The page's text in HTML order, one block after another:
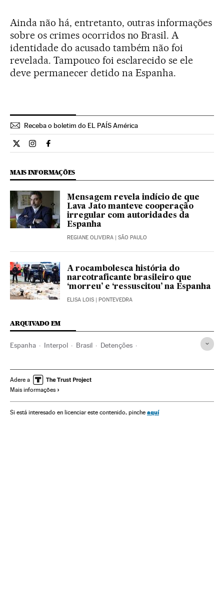
Ainda não há, entretanto, outras informações
sobre os crimes ocorridos no Brasil. A
identidade do acusado também não foi
revelada. Tampouco foi esclarecido se ele
deve permanecer detido na Espanha.
Receba o boletim do EL PAÍS América
Internacional El País Brasil en Twitter
Internacional El País Brasil en Instagram
Internacional El País Brasil en Facebook
MAIS INFORMAÇÕES
Mensagem revela indício de que
Lava Jato manteve cooperação
irregular com autoridades da
Espanha
REGIANE OLIVEIRA | SÃO PAULO
A rocambolesca história do
narcotraficante brasileiro que
‘morreu’ e ‘ressuscitou’ na Espanha
ELISA LOIS | PONTEVEDRA
ARQUIVADO EM
Espanha Interpol Brasil Detenções
Fugitivos Justiça Policía Nacional
Assassinatos
Adere a
Mais informações
Si está interesado en licenciar este contenido, pinche aquí